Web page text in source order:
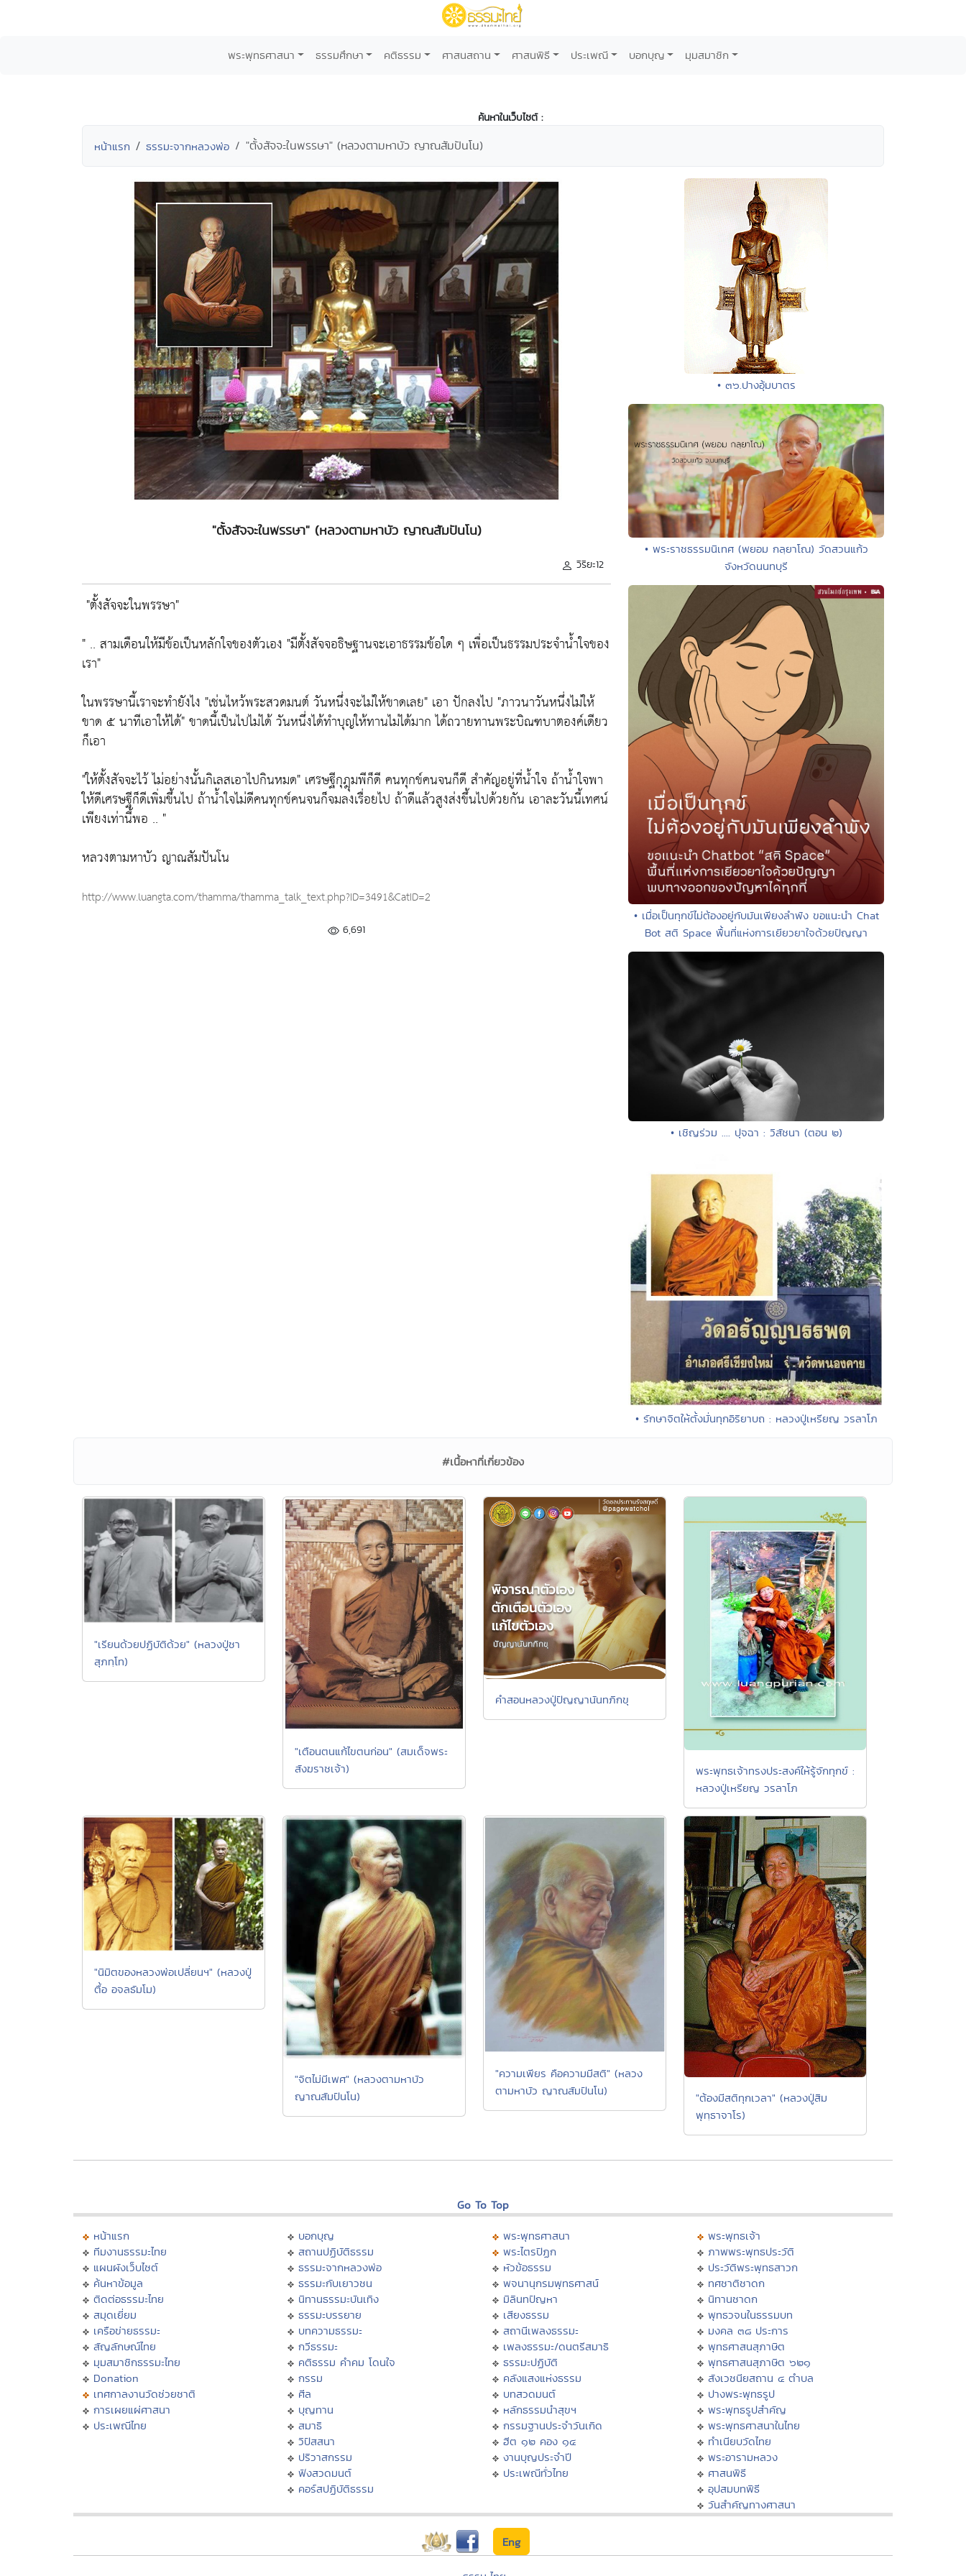
พระพุทธศาสนา ธรรมศึกษา คติธรรม ศาสนสถาน ศาสนพิธี ประเพณี บอกบุญ มุมสมาชิก
ค้นหาในเว็บไซต์ :
หน้าแรก ธรรมะจากหลวงพ่อ "ตั้งสัจจะในพรรษา" (หลวงตามหาบัว ญาณสัมปันโน)
"ตั้งสัจจะในพรรษา" (หลวงตามหาบัว ญาณสัมปันโน)
วิริยะ12
"ตั้งสัจจะในพรรษา"
" .. สามเดือนให้มีข้อเป็นหลักใจของตัวเอง "มีตั้งสัจจอธิษฐานจะเอาธรรมข้อใด ๆ เพื่อเป็นธรรมประจำน้ำใจของ
เรา"
ในพรรษานี้เราจะทำยังไง "เช่นไหว้พระสวดมนต์ วันหนึ่งจะไม่ให้ขาดเลย" เอา ปักลงไป "ภาวนาวันหนึ่งไม่ให้
ขาด ๕ นาทีเอาให้ได้"ขาดนี้เป็นไปไม่ได้ วันหนึ่งได้ทำบุญให้ทานไม่ได้มาก ได้ถวายทานพระบิณฑบาตองค์เดียว
ก็เอา
"ให้ตั้งสัจจะไว้ ไม่อย่างนั้นกิเลสเอาไปกินหมด" เศรษฐีกุฎุมพีก็ดี คนทุกข์คนจนก็ดี สำคัญอยู่ที่น้ำใจ ถ้าน้ำใจพา
ให้ดีเศรษฐีก็ดีเพิ่มขึ้นไป ถ้าน้ำใจไม่ดีคนทุกข์คนจนก็จมลงเรื่อยไป ถ้าดีแล้วสูงส่งขึ้นไปด้วยกัน เอาละวันนี้เทศน์
เพียงเท่านี้พอ .. "
หลวงตามหาบัว ญาณสัมปันโน
http://www.luangta.com/thamma/thamma_talk_text.php?ID=3491&CatID=2
6,691
• ๓๖.ปางอุ้มบาตร
• พระราชธรรมนิเทศ (พยอม กลฺยาโณ) วัดสวนแก้ว
จังหวัดนนทบุรี
• เมื่อเป็นทุกข์ไม่ต้องอยู่กับมันเพียงลำพัง ขอแนะนำ Chat
Bot สติ Space พื้นที่แห่งการเยียวยาใจด้วยปัญญา
• เชิญร่วม .... ปุจฉา : วิสัชนา (ตอน ๒)
• รักษาจิตให้ตั้งมั่นทุกอิริยาบถ : หลวงปู่เหรียญ วรลาโภ
#เนื้อหาที่เกี่ยวข้อง
"เรียนด้วยปฏิบัติด้วย" (หลวงปู่ชา
สุภทฺโท)
"เตือนตนแก้ไขตนก่อน" (สมเด็จพระ
สังฆราชเจ้า)
คำสอนหลวงปู่ปัญญานันทภิกขุ
พระพุทธเจ้าทรงประสงค์ให้รู้จักทุกข์ :
หลวงปู่เหรียญ วรลาโภ
"นิมิตของหลวงพ่อเปลี่ยนฯ" (หลวงปู่
ตื้อ อจลธัมโม)
"จิตไม่มีเพศ" (หลวงตามหาบัว
ญาณสัมปันโน)
"ความเพียร คือความมีสติ" (หลวง
ตามหาบัว ญาณสัมปันโน)
"ต้องมีสติทุกเวลา" (หลวงปู่สิม
พุทฺธาจาโร)
Go To Top
หน้าแรก
ทีมงานธรรมะไทย
แผนผังเว็บไซต์
ค้นหาข้อมูล
ติดต่อธรรมะไทย
สมุดเยี่ยม
เครือข่ายธรรมะ
สัญลักษณ์ไทย
มุมสมาชิกธรรมะไทย
Donation
เทศกาลงานวัดช่วยชาติ
การเผยแผ่ศาสนา
ประเพณีไทย
บอกบุญ
สถานปฏิบัติธรรม
ธรรมะจากหลวงพ่อ
ธรรมะกับเยาวชน
นิทานธรรมะบันเทิง
ธรรมะบรรยาย
บทความธรรมะ
กวีธรรมะ
คติธรรม คำคม โดนใจ
กรรม
ศีล
บุญทาน
สมาธิ
วิปัสสนา
ปริวาสกรรม
ฟังสวดมนต์
คอร์สปฏิบัติธรรม
พระพุทธศาสนา
พระไตรปิฏก
หัวข้อธรรม
พจนานุกรมพุทธศาสน์
มิลินทปัญหา
เสียงธรรม
สถานีเพลงธรรมะ
เพลงธรรมะ/ดนตรีสมาธิ
ธรรมะปฏิบัติ
คลังแสงแห่งธรรม
บทสวดมนต์
หลักธรรมนำสุขฯ
กรรมฐานประจำวันเกิด
ฮีต ๑๒ คอง ๑๔
งานบุญประจำปี
ประเพณีทั่วไทย
พระพุทธเจ้า
ภาพพระพุทธประวัติ
ประวัติพระพุทธสาวก
ทศชาติชาดก
นิทานชาดก
พุทธวจนในธรรมบท
มงคล ๓๘ ประการ
พุทธศาสนสุภาษิต
พุทธศาสนสุภาษิต ๖๒๑
สังเวชนียสถาน ๔ ตำบล
ปางพระพุทธรูป
พระพุทธรูปสำคัญ
พระพุทธศาสนาในไทย
ทำเนียบวัดไทย
พระอารามหลวง
ศาสนพิธี
อุปสมบทพิธี
วันสำคัญทางศาสนา
Eng